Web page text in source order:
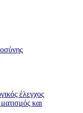
έλεγχος
και